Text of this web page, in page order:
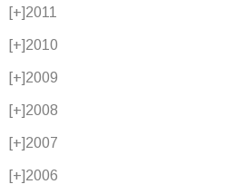
[+]2011
[+]2010
[+]2009
[+]2008
[+]2007
[+]2006